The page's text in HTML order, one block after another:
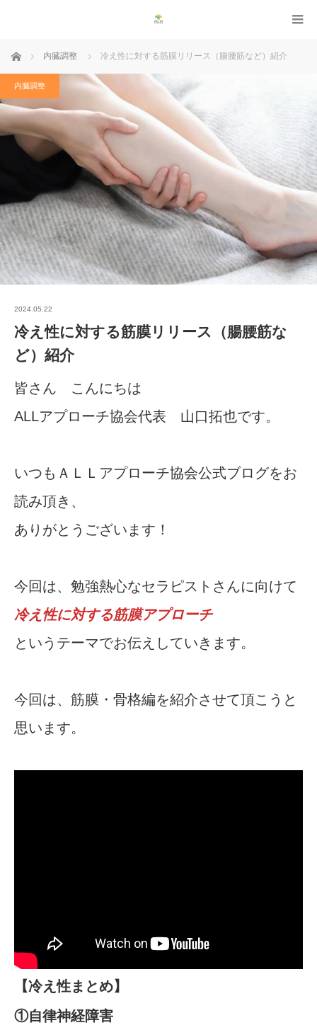
ホーム 内臓調整 冷え性に対する筋膜リリース（腸腰筋など）紹介
内臓調整
2024.05.22
冷え性に対する筋膜リリース（腸腰筋な
ど）紹介
皆さん こんにちは
ALLアプローチ協会代表 山口拓也です。
いつもＡＬＬアプローチ協会公式ブログをお
読み頂き、
ありがとうございます！
今回は、勉強熱心なセラピストさんに向けて
冷え性に対する筋膜アプローチ
というテーマでお伝えしていきます。
今回は、筋膜・骨格編を紹介させて頂こうと
思います。
【冷え性まとめ】
①自律神経障害